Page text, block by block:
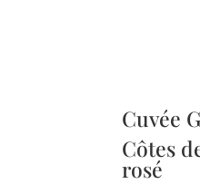
Cuvée G
Côtes
rosé